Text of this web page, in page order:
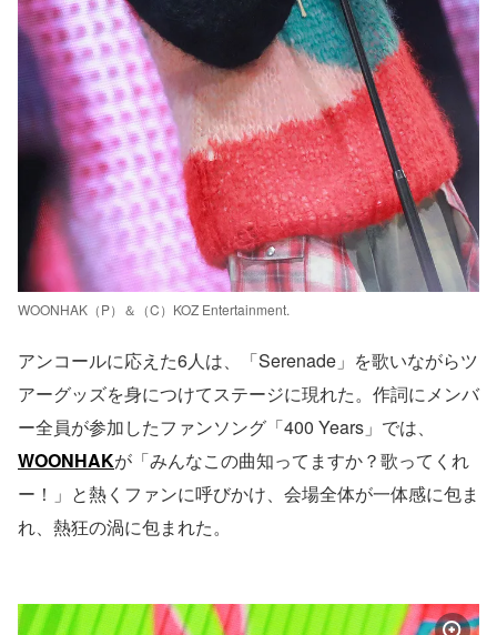
WOONHAK（P）＆（C）KOZ Entertainment.
アンコールに応えた6人は、「Serenade」を歌いながらツ
アーグッズを身につけてステージに現れた。作詞にメンバ
ー全員が参加したファンソング「400 Years」では、
WOONHAKが「みんなこの曲知ってますか？歌ってくれ
ー！」と熱くファンに呼びかけ、会場全体が一体感に包ま
れ、熱狂の渦に包まれた。